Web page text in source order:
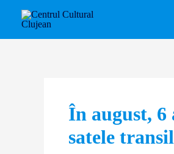
content
În august,
satele
navigation